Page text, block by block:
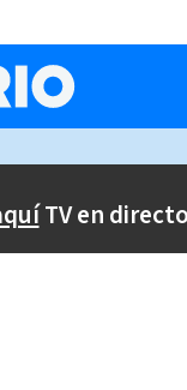
TV en directo